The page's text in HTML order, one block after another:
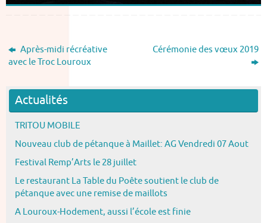
Après-midi récréative
avec le Troc Louroux
Cérémonie des vœux 2019
Actualités
TRITOU MOBILE
Nouveau club de pétanque à Maillet: AG Vendredi 07 Aout
Festival Remp’Arts le 28 juillet
Le restaurant La Table du Poête soutient le club de
pétanque avec une remise de maillots
A Louroux-Hodement, aussi l’école est finie